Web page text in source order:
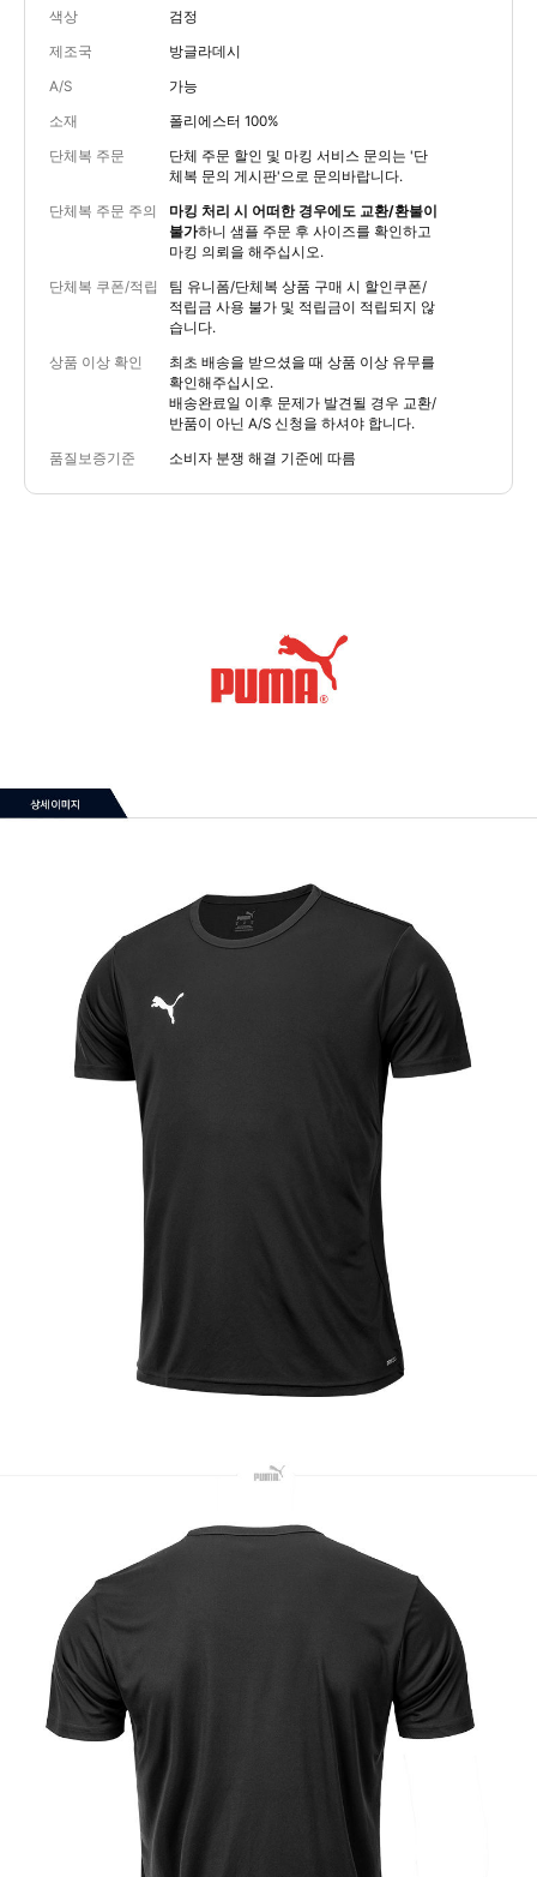
색상 검정
제조국 방글라데시
A/S 가능
소재 폴리에스터 100%
단체복 주문 단체 주문 할인 및 마킹 서비스 문의는 '단
체복 문의 게시판'으로 문의바랍니다.
단체복 주문 주의
마킹 처리 시 어떠한 경우에도 교환/환불이
불가하니 샘플 주문 후 사이즈를 확인하고
마킹 의뢰을 해주십시오.
단체복 쿠폰/적립
팀 유니폼/단체복 상품 구매 시 할인쿠폰/
적립금 사용 불가 및 적립금이 적립되지 않
습니다.
상품 이상 확인
최초 배송을 받으셨을 때 상품 이상 유무를
확인해주십시오.
배송완료일 이후 문제가 발견될 경우 교환/
반품이 아닌 A/S 신청을 하셔야 합니다.
품질보증기준 소비자 분쟁 해결 기준에 따름